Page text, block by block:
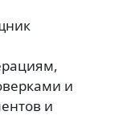
и
и